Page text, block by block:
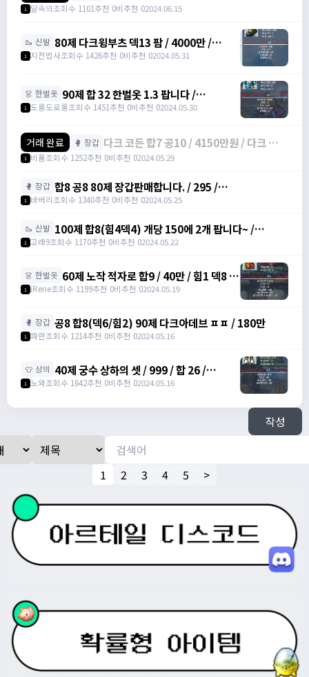
(힘3덱14) 점프력15 3작 /
1 달속의조회수 1101추천 0비추천 02024.06.15
🥾 신발 80제 다크윙부츠 덱13 팜 / 4000만 /
https://open.kakao.com/o/stXXW99f
1 지전법사조회수 1426추천 0비추천 02024.05.31
👗 한벌옷 90제 합 32 한벌옷 1.3 팝니다 /
130,000,000 / 90제 합 32 한벌옷 /
https://open.kakao.com/o/s5skYEag
1 도롱도로롱조회수 1451추천 0비추천 02024.05.30
거래 완료 🥊 장갑 다크 코든 합7 공10 / 4150만원 / 다크 코든
다크코든 /
1 비품조회수 1252추천 0비추천 02024.05.29
🥊 장갑 합8 공8 80제 장갑판매합니다. / 295 /
https://open.kakao.com/o/gaBgfYeg /
1 바버리조회수 1340추천 0비추천 02024.05.25
🥾 신발 100제 합8(힘4덱4) 개당 150에 2개 팝니다~ /
1500000 /
1 고래9조회수 1170추천 0비추천 02024.05.22
👗 한벌옷 60제 노작 적자로 합9 / 40만 / 힘1 덱8 /
https://open.kakao.com/o/sIu3Itmg
1 iRene조회수 1199추천 0비추천 02024.05.19
🥊 장갑 공8 합8(덱6/힘2) 90제 다크아데브 ㅍㅍ / 180만
1 파란조회수 1214추천 0비추천 02024.05.16
👕 상의 40제 궁수 상하의 셋 / 999 / 합 26 /
https://open.kakao.com/o/su5eIheg
1 노와조회수 1642추천 0비추천 02024.05.16
작성
1 2 3 4 5 >